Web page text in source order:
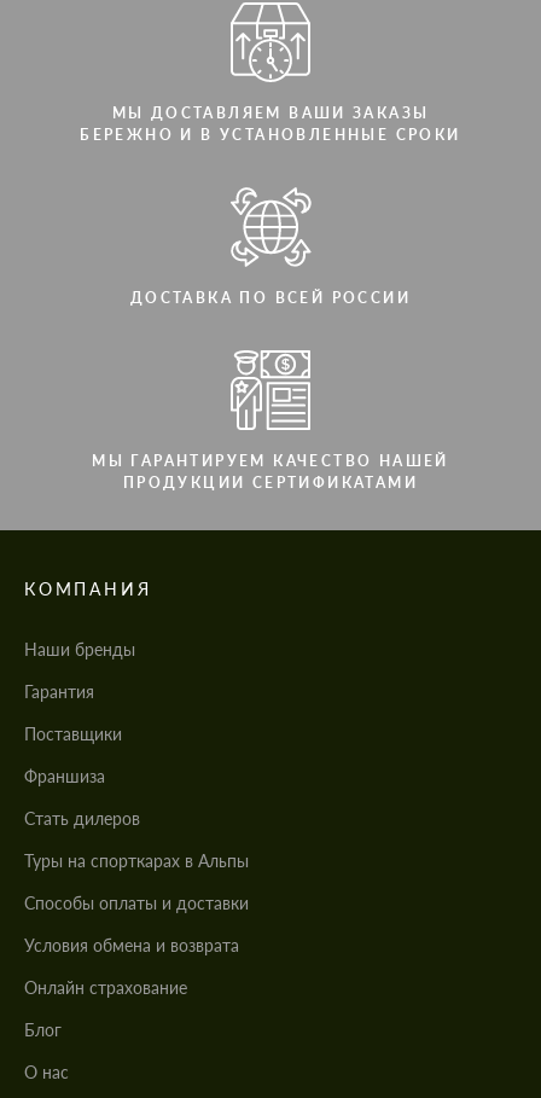
МЫ ДОСТАВЛЯЕМ ВАШИ ЗАКАЗЫ
БЕРЕЖНО И В УСТАНОВЛЕННЫЕ СРОКИ
ДОСТАВКА ПО ВСЕЙ РОССИИ
МЫ ГАРАНТИРУЕМ КАЧЕСТВО НАШЕЙ
ПРОДУКЦИИ СЕРТИФИКАТАМИ
КОМПАНИЯ
Наши бренды
Гарантия
Поставщики
Франшиза
Стать дилеров
Туры на спорткарах в Альпы
Cпособы оплаты и доставки
Условия обмена и возврата
Онлайн страхование
Блог
О нас